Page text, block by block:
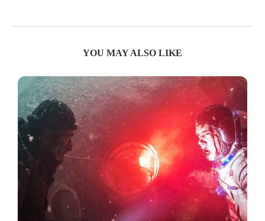
YOU MAY ALSO LIKE